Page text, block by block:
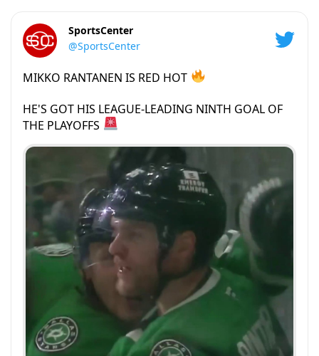
SportsCenter
@SportsCenter
MIKKO RANTANEN IS RED HOT
HE'S GOT HIS LEAGUE-LEADING NINTH GOAL OF
THE PLAYOFFS